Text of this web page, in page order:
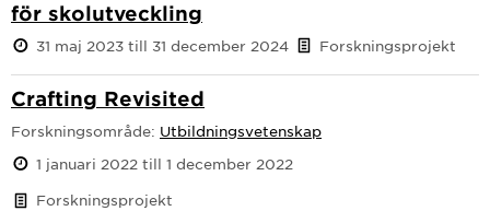
för skolutveckling
31 maj 2023 till 31 december 2024 Forskningsprojekt
Crafting Revisited
Forskningsområde: Utbildningsvetenskap
1 januari 2022 till 1 december 2022
Forskningsprojekt